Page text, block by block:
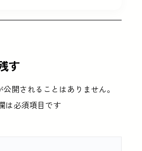
す
開されることはありません。
は必須項目です